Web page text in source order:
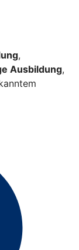
,
Ausbildung,